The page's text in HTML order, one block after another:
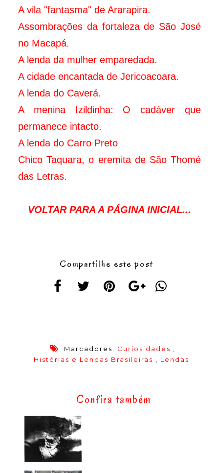
A vila "fantasma" de Ararapira.
Assombrações da fortaleza de São José
no Macapá.
A lenda da mulher emparedada.
A cidade encantada de Jericoacoara.
A lenda do Caverá.
A menina Izildinha: O cadáver que
permanece intacto.
A lenda do Carro Preto
Chico Taquara, o eremita de São Thomé
das Letras.
VOLTAR PARA A PÁGINA INICIAL...
Compartilhe este post
Marcadores: Curiosidades
Histórias e Lendas Brasileiras
Lendas
Confira também